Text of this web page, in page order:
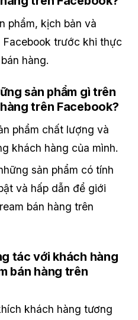
phẩm, kịch bản và
Facebook trước khi thực
hàng.
sản phẩm gì trên
trên Facebook?
phẩm chất lượng và
khách hàng của mình.
sản phẩm có tính
và hấp dẫn để giới
bán hàng trên
tác với khách hàng
bán hàng trên
khách hàng tương